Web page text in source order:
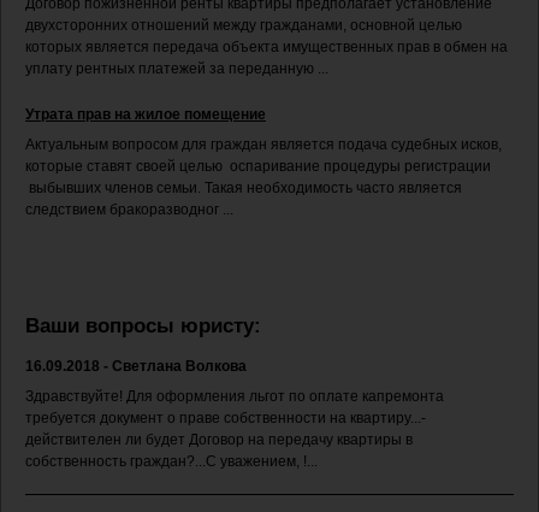
Договор пожизненной ренты квартиры предполагает установление
двухсторонних отношений между гражданами, основной целью
которых является передача объекта имущественных прав в обмен на
уплату рентных платежей за переданную ...
Утрата прав на жилое помещение
Актуальным вопросом для граждан является подача судебных исков,
которые ставят своей целью оспаривание процедуры регистрации
выбывших членов семьи. Такая необходимость часто является
следствием бракоразводног ...
Ваши вопросы юристу:
16.09.2018 - Светлана Волкова
Здравствуйте! Для оформления льгот по оплате капремонта
требуется документ о праве собственности на квартиру...-
действителен ли будет Договор на передачу квартиры в
собственность граждан?...С уважением, !...